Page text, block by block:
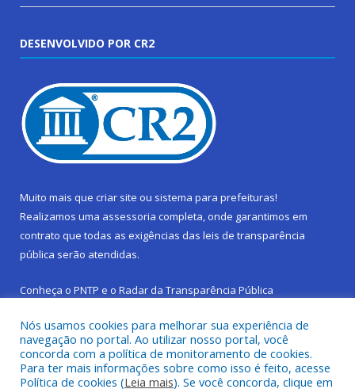
DESENVOLVIDO POR CR2
Muito mais que criar site ou sistema para prefeituras!
Realizamos uma assessoria completa, onde garantimos em
contrato que todas as exigências das leis de transparência
pública serão atendidas.
Conheça o PNTP e o Radar da Transparência Pública
Todos os direitos reservados a Prefeitura Municipal de São
Nós usamos cookies para melhorar sua experiência de
navegação no portal. Ao utilizar nosso portal, você
concorda com a política de monitoramento de cookies.
Para ter mais informações sobre como isso é feito, acesse
Política de cookies (Leia mais). Se você concorda, clique em